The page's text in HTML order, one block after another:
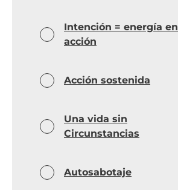
Intención = energía en
acción
Acción sostenida
Una vida sin
Circunstancias
Autosabotaje